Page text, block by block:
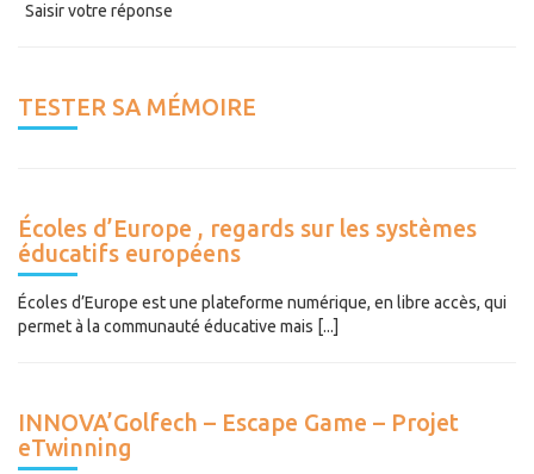
Saisir votre réponse
TESTER SA MÉMOIRE
Écoles d’Europe , regards sur les systèmes
éducatifs européens
Écoles d’Europe est une plateforme numérique, en libre accès, qui
permet à la communauté éducative mais [...]
INNOVA’Golfech – Escape Game – Projet
eTwinning